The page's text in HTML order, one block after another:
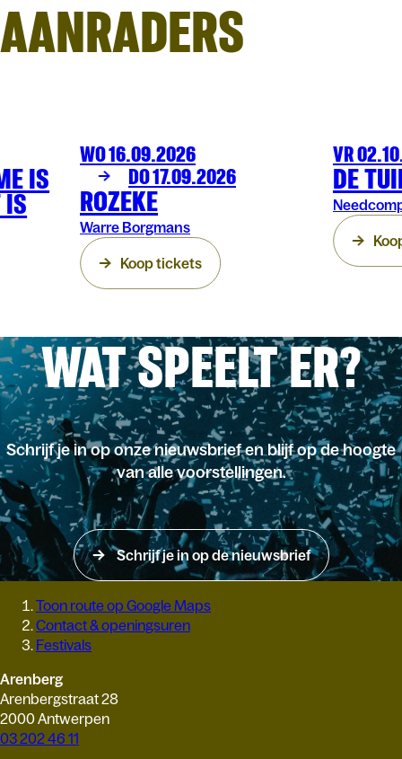
AANRADERS
IS
IS
THEATERARENBERG
WO 16.09.2026
DO 17.09.2026
ROZEKE
Warre Borgmans
Koop tickets
THEATER
VR
DE
WAT SPEELT ER?
Schrijf je in op onze nieuwsbrief en blijf op de hoogte
van alle voorstellingen.
Schrijf je in op de nieuwsbrief
Toon route op Google Maps
Contact & openingsuren
Festivals
Arenberg
Arenbergstraat 28
2000 Antwerpen
03 202 46 11